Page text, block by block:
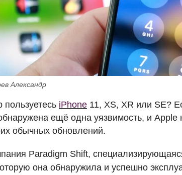
Александр
iPhone 11, XS, XR или SE?
ещё одна уязвимость, и
обычных обновлений.
Paradigm Shift,
она обнаружила и успешно